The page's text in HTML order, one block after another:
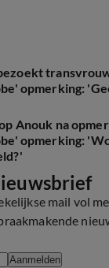
opmerking:
Anouk na
opmerking:
mail vol
Aanmelden